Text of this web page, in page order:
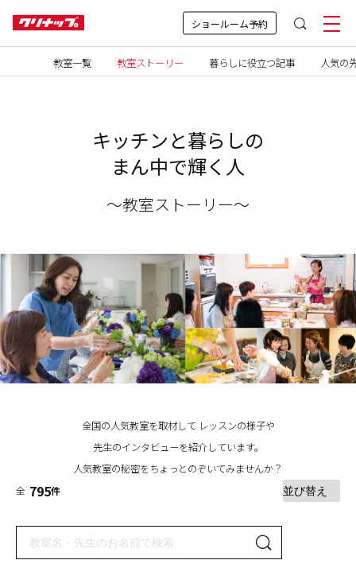
ショールーム予約
キッチンと暮らしの
まん中で輝く人
～教室ストーリー～
全国の人気教室を取材して レッスンの様子や
先生のインタビューを紹介しています。
人気教室の秘密をちょっとのぞいてみませんか？
教室一覧 教室ストーリー 暮らしに役立つ記事 人気の
全 795件